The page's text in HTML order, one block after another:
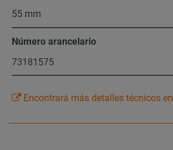
55 mm
Número arancelario
73181575
Encontrará más detalles técnicos